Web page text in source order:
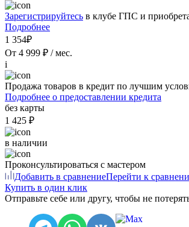
Зарегистрируйтесь в клубе ГПС и
Подробнее
1 354₽
От 4 999 ₽ / мес.
i
Продажа товаров в кредит по лучшим
Подробнее о предоставлении кредита
без карты
1 425 ₽
в наличии
Проконсультироваться с мастером
Добавить в сравнениеПерейти к
Купить в один клик
Отправьте себе или другу, чтобы не